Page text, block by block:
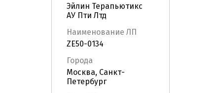
Эйлин Терапьютикс
АУ Пти Лтд
Наименование ЛП
ZE50-0134
Города
Москва, Санкт-
Петербург